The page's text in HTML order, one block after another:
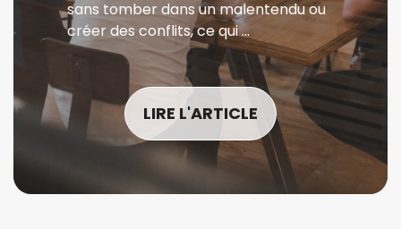
sans tomber dans un malentendu ou
créer des conflits, ce qui …
LIRE L'ARTICLE